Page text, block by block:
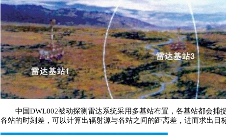
中国DWL002被动探测雷达系统采用多基站布置，各基站都会捕
各站的时刻差，可以计算出辐射源与各站之间的距离差，进而求出目